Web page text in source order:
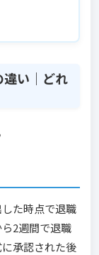
違い｜どれ
た時点で退職
2週間で退職
承認された後